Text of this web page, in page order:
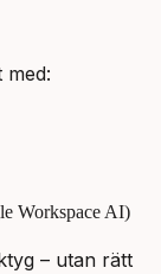
med:
Workspace AI)
– utan rätt